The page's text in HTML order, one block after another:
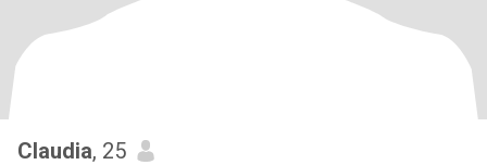
Claudia, 25